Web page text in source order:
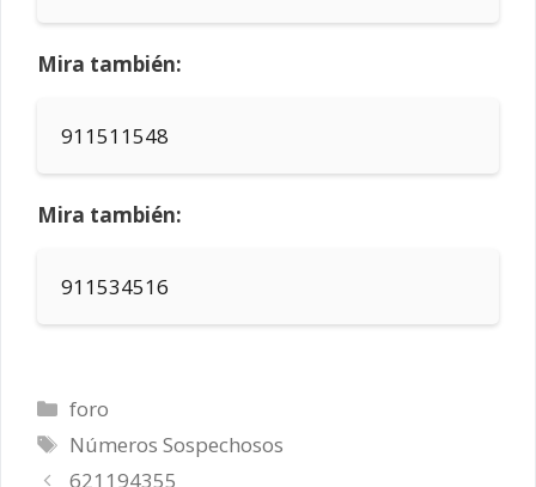
Mira también:
911511548
Mira también:
911534516
Categorías
foro
Etiquetas
Números Sospechosos
621194355